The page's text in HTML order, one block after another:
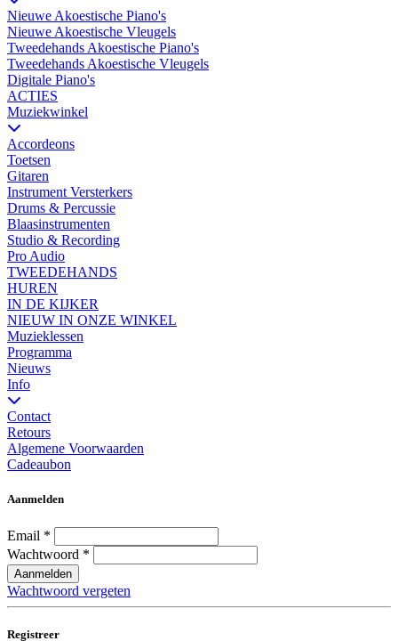
Nieuwe Akoestische Piano's
Nieuwe Akoestische Vleugels
Tweedehands Akoestische Piano's
Tweedehands Akoestische Vleugels
Digitale Piano's
ACTIES
Muziekwinkel
Accordeons
Toetsen
Gitaren
Instrument Versterkers
Drums & Percussie
Blaasinstrumenten
Studio & Recording
Pro Audio
TWEEDEHANDS
HUREN
IN DE KIJKER
NIEUW IN ONZE WINKEL
Muzieklessen
Programma
Nieuws
Info
Contact
Retours
Algemene Voorwaarden
Cadeaubon
Aanmelden
Email *
Wachtwoord *
Aanmelden
Wachtwoord vergeten
Registreer